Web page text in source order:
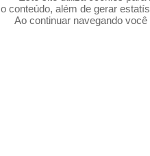
o conteúdo, além de gerar
Ao continuar navegando